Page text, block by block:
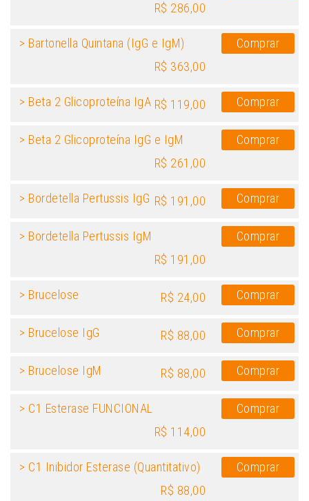
R$ 286,00
> Bartonella Quintana (IgG e IgM)
R$ 363,00
Comprar
> Beta 2 Glicoproteína IgA R$ 119,00 Comprar
> Beta 2 Glicoproteína IgG e IgM
R$ 261,00
Comprar
> Bordetella Pertussis IgG R$ 191,00 Comprar
> Bordetella Pertussis IgM
R$ 191,00
Comprar
> Brucelose R$ 24,00 Comprar
> Brucelose IgG R$ 88,00 Comprar
> Brucelose IgM R$ 88,00 Comprar
> C1 Esterase FUNCIONAL
R$ 114,00
Comprar
> C1 Inibidor Esterase (Quantitativo)
R$ 88,00
Comprar